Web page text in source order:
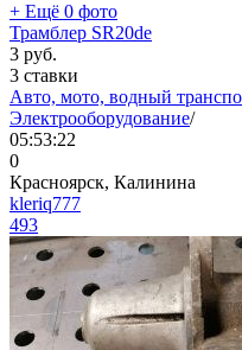
+ Ещё 0 фото
Трамблер SR20de
3 руб.
3 ставки
Авто, мото, водный
Электрооборудование/
05:53:22
0
Красноярск, Калинина
kleriq777
493